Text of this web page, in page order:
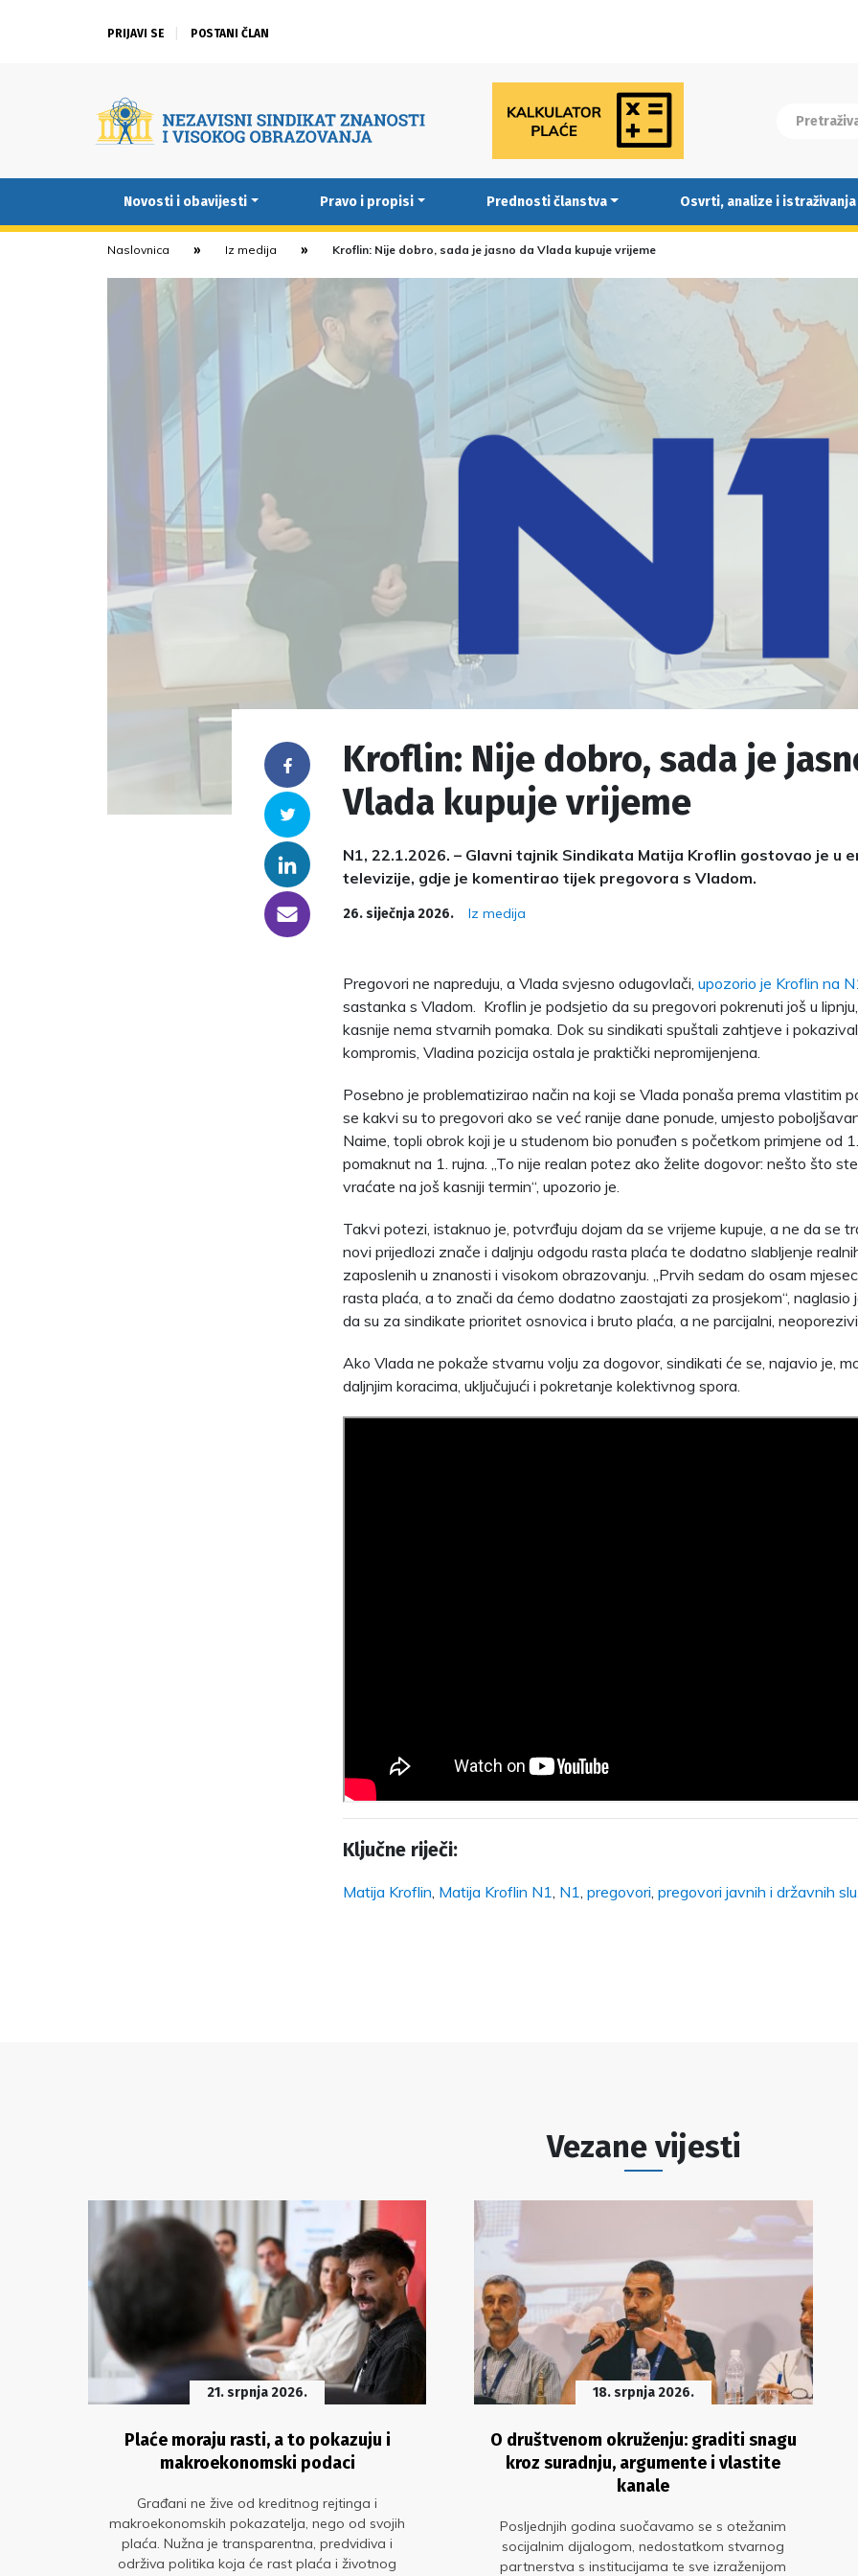
PRIJAVI SE POSTANI ČLAN
Novosti i obavijesti Pravo i propisi Prednosti članstva Osvrti, analize i istraživanja
Naslovnica Iz medija Kroflin: Nije dobro, sada je jasno da Vlada kupuje vrijeme
Facebook
Twitter
Linkedin
someone@yoursite.com
Kroflin: Nije dobro, sada je
Vlada kupuje vrijeme
N1, 22.1.2026. – Glavni tajnik Sindikata Matija Kroflin gostovao je u
televizije, gdje je komentirao tijek pregovora s Vladom.
26. siječnja 2026. Iz medija
Pregovori ne napreduju, a Vlada svjesno odugovlači, upozorio je Kroflin na
sastanka s Vladom. Kroflin je podsjetio da su pregovori pokrenuti još u
kasnije nema stvarnih pomaka. Dok su sindikati spuštali zahtjeve i
kompromis, Vladina pozicija ostala je praktički nepromijenjena.
Posebno je problematizirao način na koji se Vlada ponaša prema vlastitim
se kakvi su to pregovori ako se već ranije dane ponude, umjesto
Naime, topli obrok koji je u studenom bio ponuđen s početkom primjene od
pomaknut na 1. rujna. „To nije realan potez ako želite dogovor: nešto što
vraćate na još kasniji termin“, upozorio je.
Takvi potezi, istaknuo je, potvrđuju dojam da se vrijeme kupuje, a ne da se
novi prijedlozi znače i daljnju odgodu rasta plaća te dodatno slabljenje
zaposlenih u znanosti i visokom obrazovanju. „Prvih sedam do osam
rasta plaća, a to znači da ćemo dodatno zaostajati za prosjekom“, naglasio
da su za sindikate prioritet osnovica i bruto plaća, a ne parcijalni,
Ako Vlada ne pokaže stvarnu volju za dogovor, sindikati će se, najavio je,
daljnjim koracima, uključujući i pokretanje kolektivnog spora.
Ključne riječi:
Matija Kroflin Matija Kroflin N1 N1 pregovori pregovori javnih i državnih
Vezane vijesti
21. srpnja 2026.
Plaće moraju rasti, a to pokazuju i
makroekonomski podaci
Građani ne žive od kreditnog rejtinga i
makroekonomskih pokazatelja, nego od svojih
plaća. Nužna je transparentna, predvidiva i
održiva politika koja će rast plaća i životnog
18. srpnja 2026.
O društvenom okruženju: graditi snagu
kroz suradnju, argumente i vlastite
kanale
Posljednjih godina suočavamo se s otežanim
socijalnim dijalogom, nedostatkom stvarnog
partnerstva s institucijama te sve izraženijom